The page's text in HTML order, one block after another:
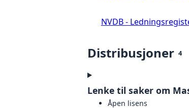
NVDB -
Distribusjoner 4
Lenke til saker om
Åpen lisens